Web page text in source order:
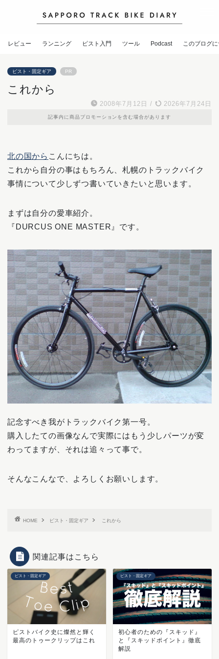
レビュー ランニング ピスト入門 ツール Podcast このブログ
ピスト・固定ギア PR
これから
2008年7月12日 / 2026年7月24日
記事内に商品プロモーションを含む場合があります
北の国から こんにちは。
これから自分の事はもちろん、札幌のトラックバイク
事情について少しずつ書いていきたいと思います。
まずは自分の愛車紹介。
『DURCUS ONE MASTER』です。
記念すべき我がトラックバイク第一号。
購入したての画像なんで実際にはもう少しパーツが変
わってますが、それは追々って事で。
そんなこんなで、よろしくお願いします。
HOME ピスト・固定ギア これから
関連記事はこちら
ピスト・固定ギア
ピストバイク史に燦然と輝く
最高のトゥークリップはこれ
ピスト・固定ギア
初心者のための『スキッド』
と『スキッドポイント』徹底
解説